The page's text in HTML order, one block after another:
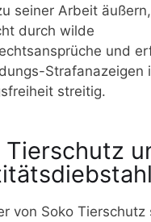
seiner Arbeit
durch wilde
und
Strafanazeigen
streitig.
Tierschutz
von Soko Tierschutz